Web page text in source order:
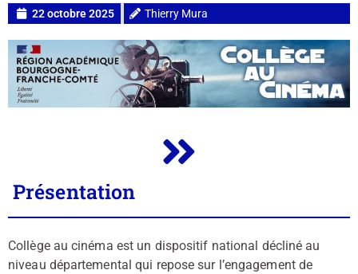
22 octobre 2025 Thierry Mura
Présentation
Collège au cinéma est un dispositif national décliné au
niveau départemental qui repose sur l’engagement de